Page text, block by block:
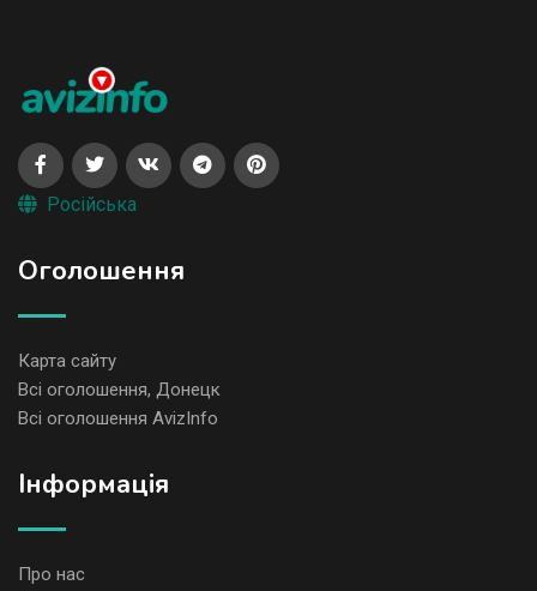
Російська
Оголошення
Карта сайту
Всі оголошення, Донецк
Всі оголошення AvizInfo
Iнформація
Про нас